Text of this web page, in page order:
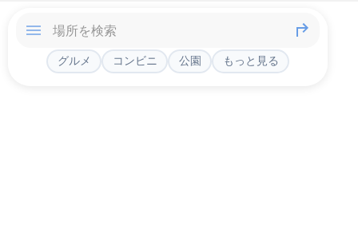
グルメ コンビニ 公園 もっと見る